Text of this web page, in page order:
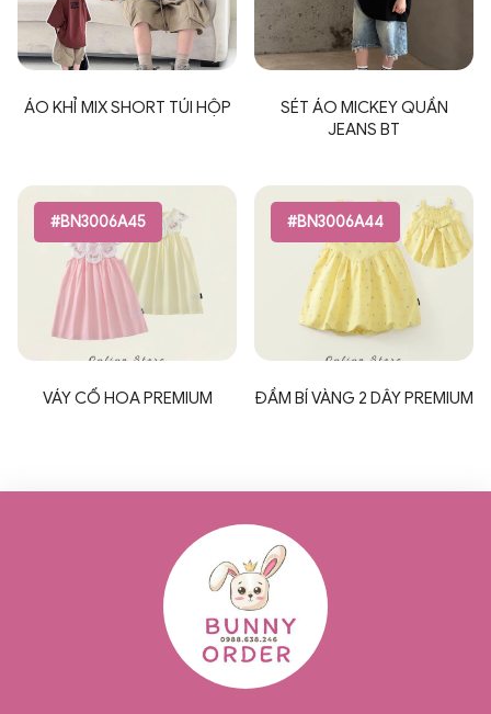
ÁO KHỈ MIX SHORT TÚI HỘP
SÉT ÁO MICKEY QUẦN
JEANS BT
#BN3006A45
VÁY CỔ HOA PREMIUM
#BN3006A44
ĐẦM BÍ VÀNG 2 DÂY PREMIUM